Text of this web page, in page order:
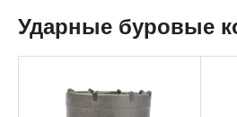
Ударные буровые